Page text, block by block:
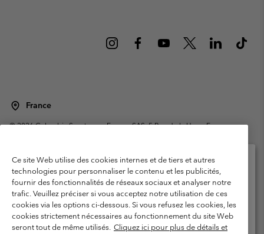
France
©2026Columbia Sportswear Europe SAS. 5 Rue de la Haye, Espace
Garanties Légales
Politique de confidentialité
Conditions d'utilisation - Membres
Conditions D'utilisation - Contenu généré par l'utilisateur
Impressum
Cookies
Public CBCR
Ce site Web utilise des cookies internes et de tiers et autres
technologies pour personnaliser le contenu et les publicités,
fournir des fonctionnalités de réseaux sociaux et analyser notre
trafic. Veuillez préciser si vous acceptez notre utilisation de ces
cookies via les options ci-dessous. Si vous refusez les cookies, les
cookies strictement nécessaires au fonctionnement du site Web
seront tout de même utilisés. Cliquez ici pour plus de détails et
Veuillez sélectionner votre pays d’expédition et
votre langue
Achats en ligne disponibles